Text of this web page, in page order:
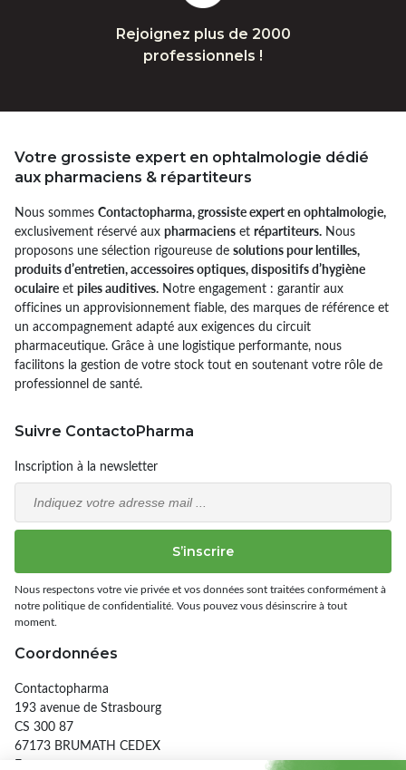
Rejoignez plus de 2000
professionnels !
Votre grossiste expert en ophtalmologie dédié
aux pharmaciens & répartiteurs
Nous sommes Contactopharma, grossiste expert en ophtalmologie,
exclusivement réservé aux pharmaciens et répartiteurs. Nous
proposons une sélection rigoureuse de solutions pour lentilles,
produits d’entretien, accessoires optiques, dispositifs d’hygiène
oculaire et piles auditives. Notre engagement : garantir aux
officines un approvisionnement fiable, des marques de référence et
un accompagnement adapté aux exigences du circuit
pharmaceutique. Grâce à une logistique performante, nous
facilitons la gestion de votre stock tout en soutenant votre rôle de
professionnel de santé.
Suivre ContactoPharma
Inscription à la newsletter
Email
S’inscrire
Nous respectons votre vie privée et vos données sont traitées conformément à
notre politique de confidentialité. Vous pouvez vous désinscrire à tout
moment.
Coordonnées
Contactopharma
193 avenue de Strasbourg
CS 300 87
67173 BRUMATH CEDEX
France